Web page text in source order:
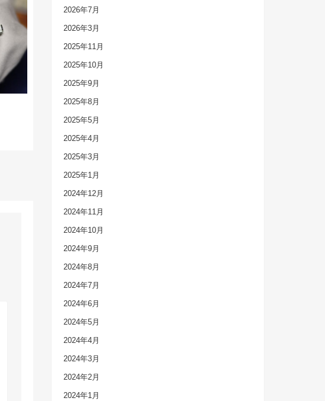
2026年7月
2026年3月
2025年11月
2025年10月
2025年9月
2025年8月
2025年5月
2025年4月
2025年3月
2025年1月
2024年12月
2024年11月
2024年10月
2024年9月
2024年8月
2024年7月
2024年6月
2024年5月
2024年4月
2024年3月
2024年2月
2024年1月